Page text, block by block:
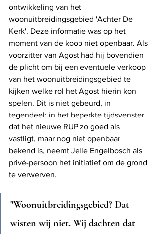
ontwikkeling van het
woonuitbreidingsgebied 'Achter De
Kerk'. Deze informatie was op het
moment van de koop niet openbaar. Als
voorzitter van Agost had hij bovendien
de plicht om bij een eventuele verkoop
van het woonuitbreidingsgebied te
kijken welke rol het Agost hierin kon
spelen. Dit is niet gebeurd, in
tegendeel: in het beperkte tijdsvenster
dat het nieuwe RUP zo goed als
vastligt, maar nog niet openbaar
bekend is, neemt Jelle Engelbosch als
privé-persoon het initiatief om de grond
te verwerven.
"Woonuitbreidingsgebied? Dat
wisten wij niet. Wij dachten dat